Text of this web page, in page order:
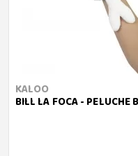
KALOO
BILL LA FOCA - PELUCHE